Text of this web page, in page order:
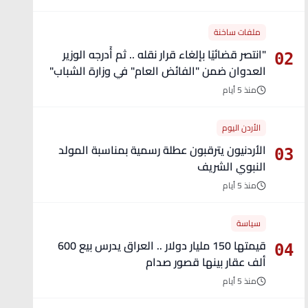
02
ملفات ساخنة
"انتصر قضائيًا بإلغاء قرار نقله .. ثم أُدرجه الوزير
العدوان ضمن "الفائض العام" في وزارة الشباب"
- تفاصيل
منذ 5 أيام
03
الأردن اليوم
الأردنيون يترقبون عطلة رسمية بمناسبة المولد
النبوي الشريف
منذ 5 أيام
04
سياسة
قيمتها 150 مليار دولار .. العراق يدرس بيع 600
ألف عقار بينها قصور صدام
منذ 5 أيام